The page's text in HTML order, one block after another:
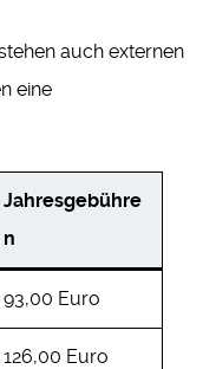
auch externen
eine
Jahresgebühre
n
93,00 Euro
126,00 Euro